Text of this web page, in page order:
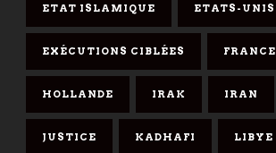
ETAT ISLAMIQUE ETATS-UNIS
EXÉCUTIONS CIBLÉES FRANCE
HOLLANDE IRAK IRAN
JUSTICE KADHAFI LIBYE